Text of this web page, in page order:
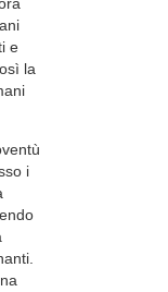
e
la
i